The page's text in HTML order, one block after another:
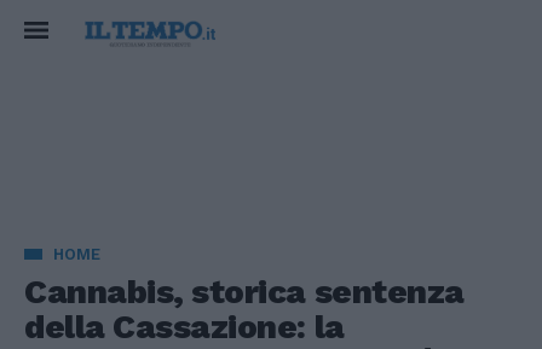
HOME
Cannabis, storica sentenza
della Cassazione: la